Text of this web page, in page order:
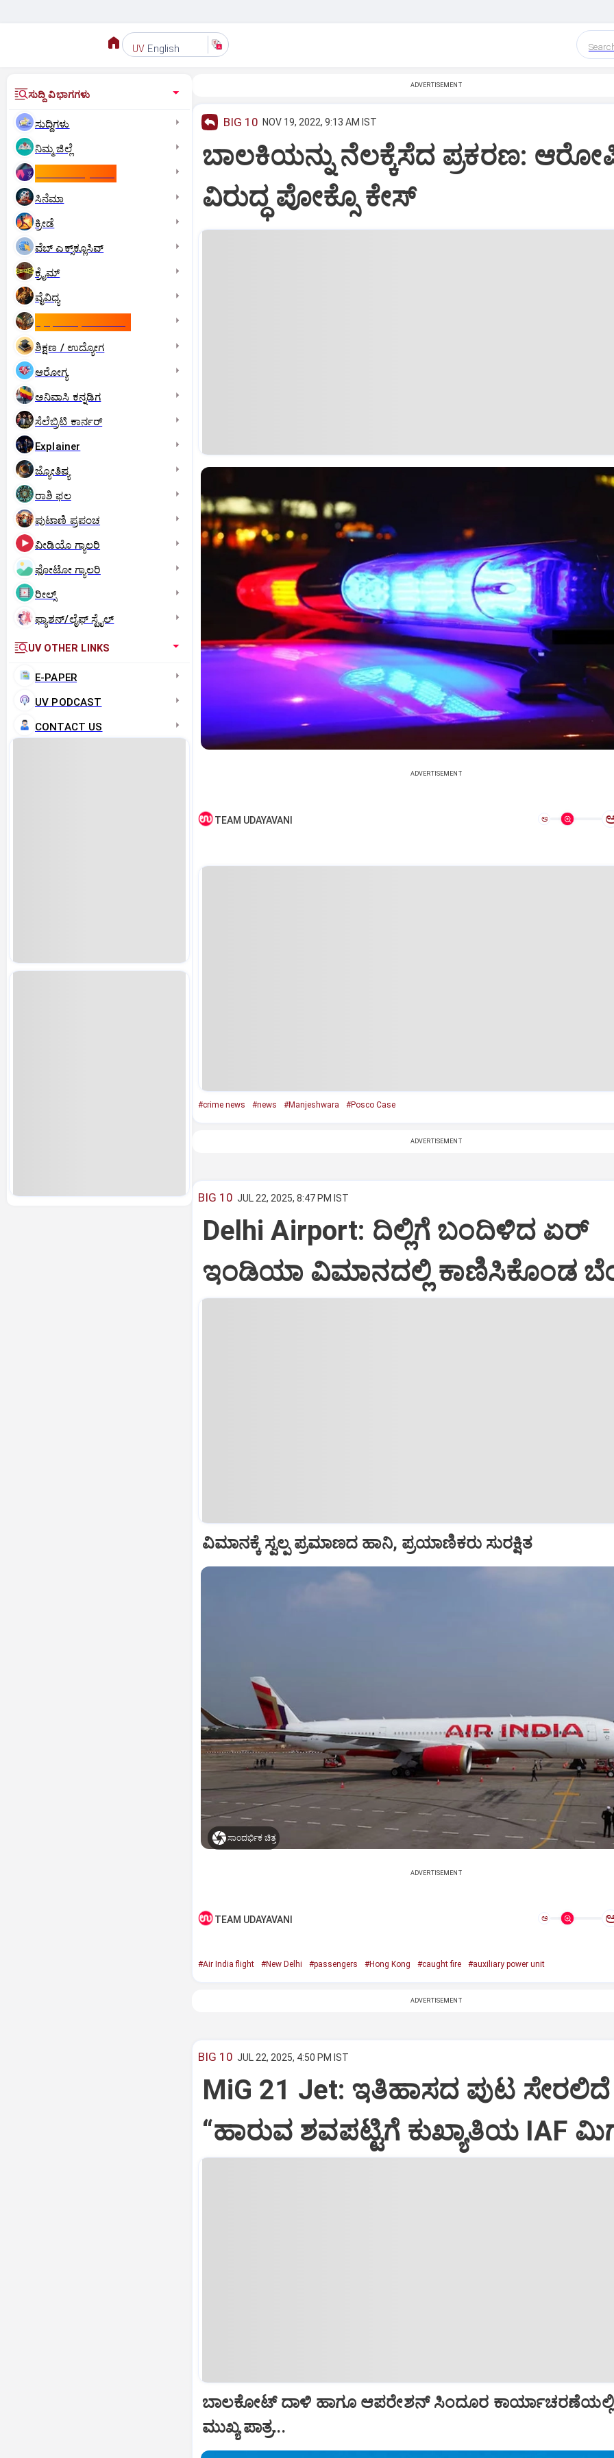
UV English
ಸುದ್ದಿ ವಿಭಾಗಗಳು
ಸುದ್ದಿಗಳು
ನಿಮ್ಮ ಜಿಲ್ಲೆ
ಸಿನೆಮಾ
ಕ್ರೀಡೆ
ವೆಬ್ ಎಕ್ಸ್‌ಕ್ಲೂಸಿವ್
ಕ್ರೈಮ್
ವೈವಿಧ್ಯ
ಶಿಕ್ಷಣ / ಉದ್ಯೋಗ
ಆರೋಗ್ಯ
ಅನಿವಾಸಿ ಕನ್ನಡಿಗ
ಸೆಲೆಬ್ರಿಟಿ ಕಾರ್ನರ್‌
Explainer
ಜ್ಯೋತಿಷ್ಯ
ರಾಶಿ ಫಲ
ಪುಟಾಣಿ ಪ್ರಪಂಚ
ವೀಡಿಯೊ ಗ್ಯಾಲರಿ
ಫೋಟೋ ಗ್ಯಾಲರಿ
ರೀಲ್ಸ್
ಫ್ಯಾಶನ್/ಲೈಫ್‌ ಸ್ಟೈಲ್
UV OTHER LINKS
E-PAPER
UV PODCAST
CONTACT US
ADVERTISEMENT
BIG 10 NOV 19, 2022, 9:13 AM IST
ಬಾಲಕಿಯನ್ನು ನೆಲಕ್ಕೆಸೆದ ಪ್ರಕರಣ:
ವಿರುದ್ಧ ಪೋಕ್ಸೊ ಕೇಸ್‌
ADVERTISEMENT
TEAM UDAYAVANI ಅ
#crime news #news #Manjeshwara #Posco Case
ADVERTISEMENT
BIG 10 JUL 22, 2025, 8:47 PM IST
Delhi Airport: ದಿಲ್ಲಿಗೆ ಬಂದಿಳಿದ ಏರ್‌
ಇಂಡಿಯಾ ವಿಮಾನದಲ್ಲಿ ಕಾಣಿಸಿಕೊಂಡ
ವಿಮಾನಕ್ಕೆ ಸ್ವಲ್ಪ ಪ್ರಮಾಣದ ಹಾನಿ, ಪ್ರಯಾಣಿಕರು ಸುರಕ್ಷಿತ
ಸಾಂದರ್ಭಿಕ ಚಿತ್ರ
ADVERTISEMENT
TEAM UDAYAVANI ಅ
#Air India flight #New Delhi #passengers #Hong Kong #caught fire #auxiliary power unit
ADVERTISEMENT
BIG 10 JUL 22, 2025, 4:50 PM IST
MiG 21 Jet: ಇತಿಹಾಸದ ಪುಟ ಸೇರಲಿದೆ
“ಹಾರುವ ಶವಪಟ್ಟಿಗೆ ಕುಖ್ಯಾತಿಯ IAF
ಬಾಲಕೋಟ್‌ ದಾಳಿ ಹಾಗೂ ಆಪರೇಶನ್‌ ಸಿಂದೂರ ಕಾರ್ಯಾಚರಣೆಯಲ್ಲಿ
ಮುಖ್ಯ ಪಾತ್ರ...